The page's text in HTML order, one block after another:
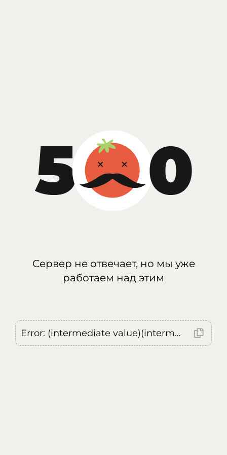
Сервер не отвечает, но мы уже
работаем над этим
Error: (intermediate value)(intermediate value)(intermediate value).replaceAll is not a function